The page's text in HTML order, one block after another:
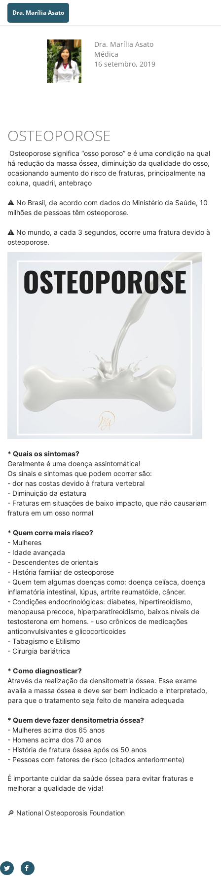
Dra. Marília Asato
Dra. Marília Asato
Médica
16 setembro, 2019
OSTEOPOROSE
Osteoporose significa “osso poroso” e é uma condição na qual
há redução da massa óssea, diminuição da qualidade do osso,
ocasionando aumento do risco de fraturas, principalmente na
coluna, quadril, antebraço
⚠️ No Brasil, de acordo com dados do Ministério da Saúde, 10
milhões de pessoas têm osteoporose.
⚠️ No mundo, a cada 3 segundos, ocorre uma fratura devido à
osteoporose.
* Quais os sintomas?
Geralmente é uma doença assintomática!
Os sinais e sintomas que podem ocorrer são:
- dor nas costas devido à fratura vertebral
- Diminuição da estatura
- Fraturas em situações de baixo impacto, que não causariam
fratura em um osso normal
* Quem corre mais risco?
- Mulheres
- Idade avançada
- Descendentes de orientais
- História familiar de osteoporose
- Quem tem algumas doenças como: doença celíaca, doença
inflamatória intestinal, lúpus, artrite reumatóide, câncer.
- Condições endocrinológicas: diabetes, hipertireoidismo,
menopausa precoce, hiperparatireoidismo, baixos níveis de
testosterona em homens. - uso crônicos de medicações
anticonvulsivantes e glicocorticoides
- Tabagismo e Etilismo
- Cirurgia bariátrica
* Como diagnosticar?
Através da realização da densitometria óssea. Esse exame
avalia a massa óssea e deve ser bem indicado e interpretado,
para que o tratamento seja feito de maneira adequada
* Quem deve fazer densitometria óssea?
- Mulheres acima dos 65 anos
- Homens acima dos 70 anos
- História de fratura óssea após os 50 anos
- Pessoas com fatores de risco (citados anteriormente)
É importante cuidar da saúde óssea para evitar fraturas e
melhorar a qualidade de vida!
🔎 National Osteoporosis Foundation